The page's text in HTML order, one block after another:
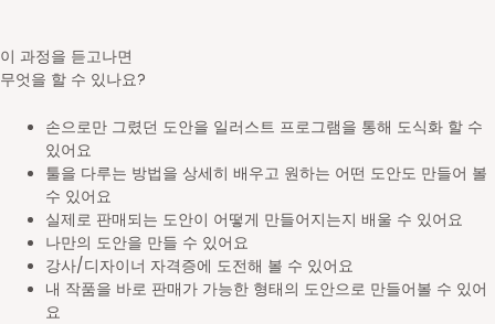
이 과정을 듣고나면
무엇을 할 수 있나요?
손으로만 그렸던 도안을 일러스트 프로그램을 통해 도식화 할 수
있어요
툴을 다루는 방법을 상세히 배우고 원하는 어떤 도안도 만들어 볼
수 있어요
실제로 판매되는 도안이 어떻게 만들어지는지 배울 수 있어요
나만의 도안을 만들 수 있어요
강사/디자이너 자격증에 도전해 볼 수 있어요
내 작품을 바로 판매가 가능한 형태의 도안으로 만들어볼 수 있어
요